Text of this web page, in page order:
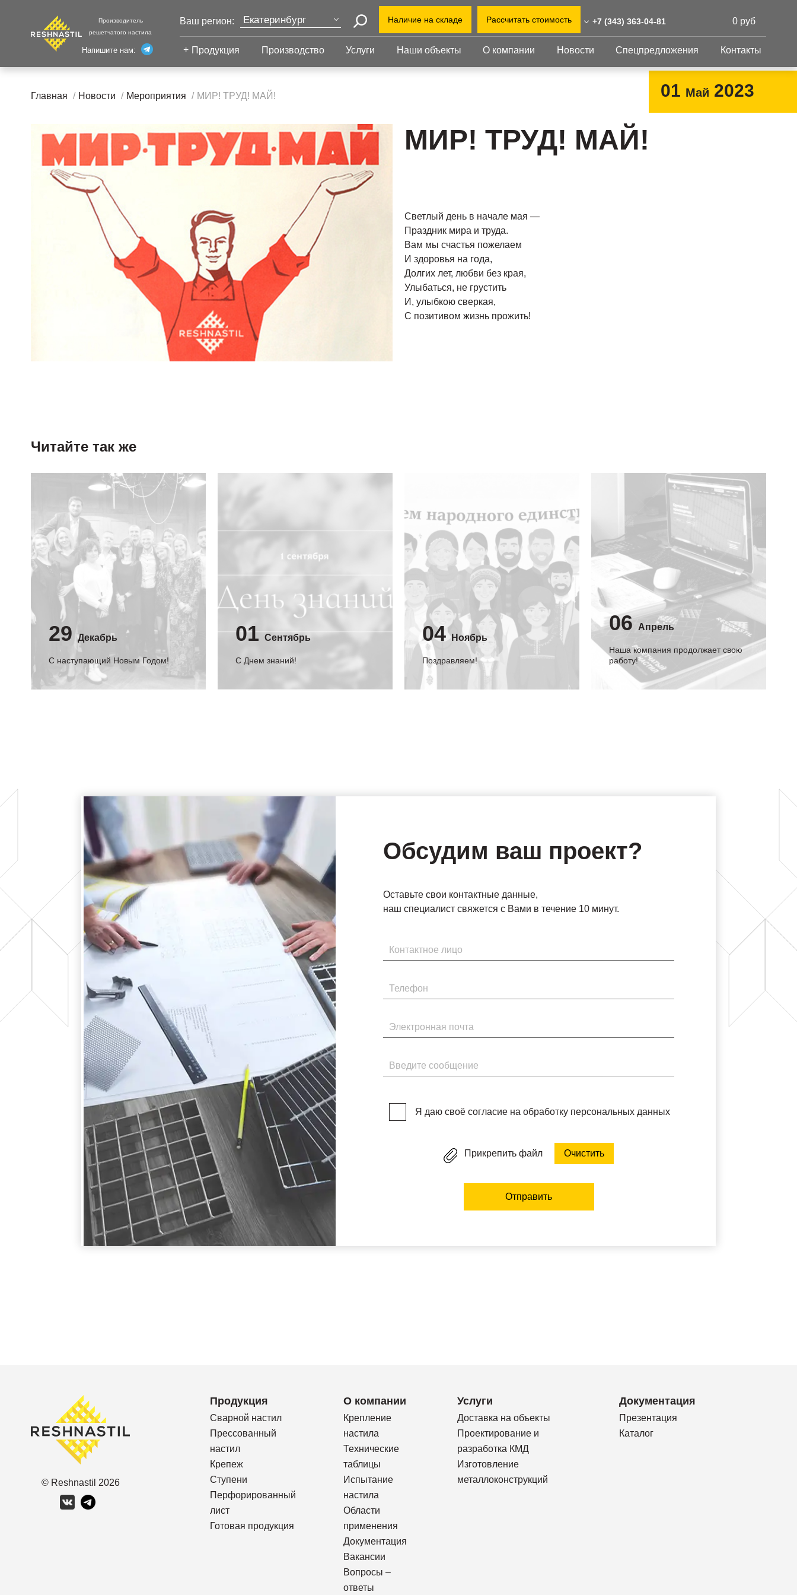
Производитель
решетчатого настила
Напишите нам:
Ваш регион: Екатеринбург
Санкт-Петербург
Казань
Челябинск
Волгоград
Новый Уренгой
Сургут
Нижний Новгород
Наличие на складе Рассчитать стоимость +7 (343) 363-04-81
+7 (343) 363-04-81
ул. Горького, 7А
Завод и склад: Калужская
0 руб
Продукция
Настил с
противоскольжением
Настил для стеллажей
Прессованный настил с
противоскольжением
Настил для стеллажей
решетки
ступени
Изделия из
перфорированных
Крепеж
Производство Услуги Наши объекты О компании Новости Спецпредложения Контакты
Главная Новости Мероприятия МИР! ТРУД! МАЙ! 01 Май 2023
МИР! ТРУД! МАЙ!
Светлый день в начале мая —
Праздник мира и труда.
Вам мы счастья пожелаем
И здоровья на года,
Долгих лет, любви без края,
Улыбаться, не грустить
И, улыбкою сверкая,
С позитивом жизнь прожить!
Читайте так же
29 Декабрь
С наступающий Новым Годом!
01 Сентябрь
C Днем знаний!
04 Ноябрь
Поздравляем!
06 Апрель
Наша компания продолжает свою
работу!
Обсудим ваш проект?
Оставьте свои контактные данные,
наш специалист свяжется с Вами в течение 10 минут.
Имя
Телефон
Электронная почта
Введите сообщение
Я даю своё согласие на обработку персональных данных
Прикрепить файл Очистить
Отправить
© Reshnastil 2026
Продукция
Сварной настил
Прессованный
настил
Крепеж
Ступени
Перфорированный
лист
Готовая продукция
О компании
Крепление
настила
Технические
таблицы
Испытание
настила
Области
применения
Документация
Вакансии
Вопросы –
ответы
Услуги
Доставка на объекты
Проектирование и
разработка КМД
Изготовление
металлоконструкций
Документация
Презентация
Каталог